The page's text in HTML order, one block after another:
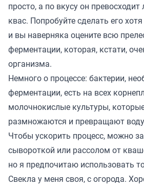
просто, а по вкусу он
квас. Попробуйте сделать его
и вы наверняка оцените всю
ферментации, которая, кстати,
организма.
Немного о процессе: бактерии,
ферментации, есть на всех
молочнокислые культуры,
размножаются и превращают
Чтобы ускорить процесс, можно
сывороткой или рассолом от
но я предпочитаю использовать
Свекла у меня своя, с огорода.